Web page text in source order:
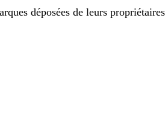
déposées de leurs propriétaires